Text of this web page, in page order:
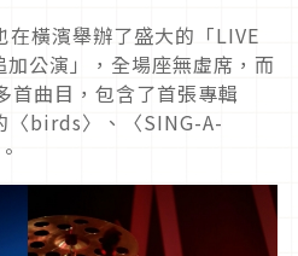
橫濱舉辦了盛大的「LIVE
公演」，全場座無虛席，而
曲目，包含了首張專輯
〈birds〉、〈SING-A-